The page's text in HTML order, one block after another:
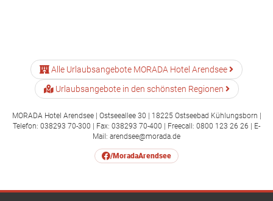
Alle Urlaubsangebote MORADA Hotel Arendsee
Urlaubsangebote in den schönsten Regionen
MORADA Hotel Arendsee | Ostseeallee 30 | 18225 Ostseebad Kühlungsborn |
Telefon: 038293 70-300 | Fax: 038293 70-400 | Freecall: 0800 123 26 26 | E-
Mail: arendsee@morada.de
/MoradaArendsee